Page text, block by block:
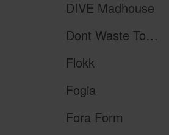
DIVE Madhouse
Dont Waste Tomorrow
Flokk
Fogia
Fora Form